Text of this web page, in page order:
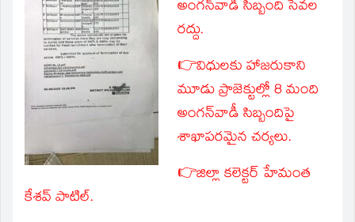
అంగన్‌వాడీ సిబ్బంది సేవల
రద్దు.
👉విధులకు హాజరుకాని
మూడు ప్రాజెక్టుల్లో 8 మంది
అంగన్‌వాడీ సిబ్బందిపై
శాఖాపరమైన చర్యలు.
👉జిల్లా కలెక్టర్ హేమంత
కేశవ్ పాటిల్.